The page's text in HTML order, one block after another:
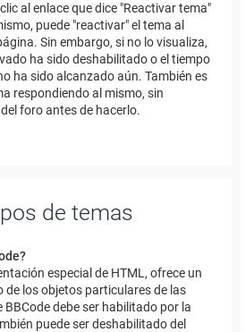
al enlace que dice "Reactivar tema"
puede "reactivar" el tema al
Sin embargo, si no lo visualiza,
ha sido deshabilitado o el tiempo
ha sido alcanzado aún. También es
respondiendo al mismo, sin
foro antes de hacerlo.
de temas
especial de HTML, ofrece un
los objetos particulares de las
BBCode debe ser habilitado por la
puede ser deshabilitado del